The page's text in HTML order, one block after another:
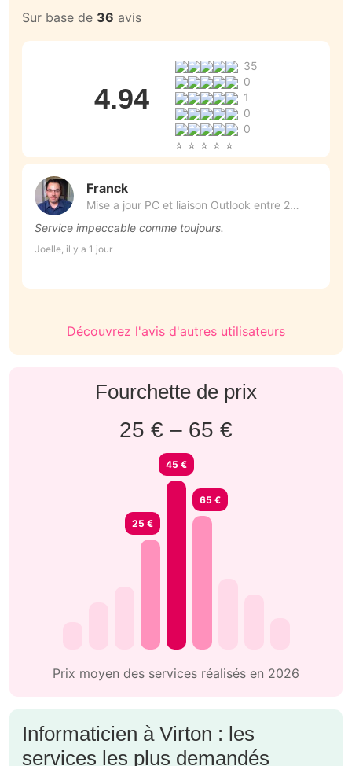
Sur base de 36 avis
4.94
35
0
1
0
0
Franck
Mise a jour PC et liaison Outlook entre 2
appareils (2)
Service impeccable comme toujours.
Joelle, il y a 1 jour
Découvrez l'avis d'autres utilisateurs
Fourchette de prix
25 € – 65 €
25 €
45 €
65 €
Prix moyen des services réalisés en 2026
Informaticien à Virton : les
services les plus demandés